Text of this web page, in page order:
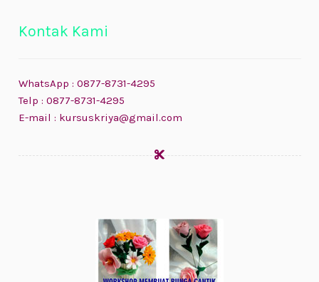
Kontak Kami
WhatsApp : 0877-8731-4295
Telp : 0877-8731-4295
E-mail : kursuskriya@gmail.com